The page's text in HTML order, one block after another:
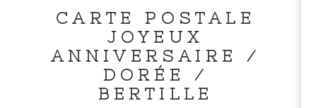
CARTE POSTALE
JOYEUX
ANNIVERSAIRE /
DORÉE /
BERTILLE